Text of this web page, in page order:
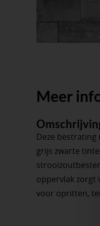
Meer
Deze
grijs zwarte
oppervlak zorgt
voor opritten,